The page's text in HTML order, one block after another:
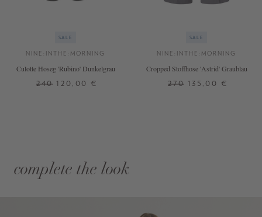
SALE
NINE:INTHE:MORNING
Culotte Hoseg 'Rubino' Dunkelgrau
240 120,00 €
SALE
NINE:INTHE:MORNING
Cropped Stoffhose 'Astrid' Graublau
270 135,00 €
complete the look